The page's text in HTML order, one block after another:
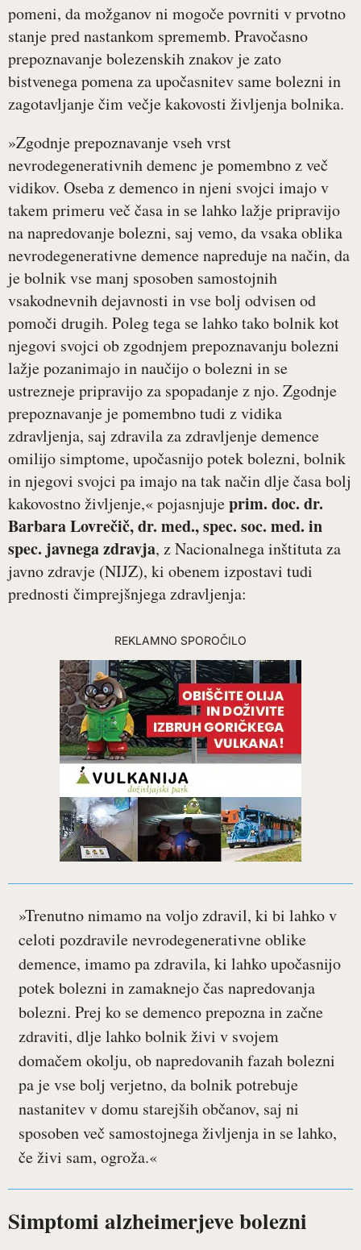
pomeni, da možganov ni mogoče povrniti v prvotno
stanje pred nastankom sprememb. Pravočasno
prepoznavanje bolezenskih znakov je zato
bistvenega pomena za upočasnitev same bolezni in
zagotavljanje čim večje kakovosti življenja bolnika.
»Zgodnje prepoznavanje vseh vrst
nevrodegenerativnih demenc je pomembno z več
vidikov. Oseba z demenco in njeni svojci imajo v
takem primeru več časa in se lahko lažje pripravijo
na napredovanje bolezni, saj vemo, da vsaka oblika
nevrodegenerativne demence napreduje na način, da
je bolnik vse manj sposoben samostojnih
vsakodnevnih dejavnosti in vse bolj odvisen od
pomoči drugih. Poleg tega se lahko tako bolnik kot
njegovi svojci ob zgodnjem prepoznavanju bolezni
lažje pozanimajo in naučijo o bolezni in se
ustrezneje pripravijo za spopadanje z njo. Zgodnje
prepoznavanje je pomembno tudi z vidika
zdravljenja, saj zdravila za zdravljenje demence
omilijo simptome, upočasnijo potek bolezni, bolnik
in njegovi svojci pa imajo na tak način dlje časa bolj
kakovostno življenje,« pojasnjujeprim. doc. dr.
Barbara Lovrečič, dr. med., spec. soc. med. in
spec. javnega zdravja, z Nacionalnega inštituta za
javno zdravje (NIJZ), ki obenem izpostavi tudi
prednosti čimprejšnjega zdravljenja:
REKLAMNO SPOROČILO
»Trenutno nimamo na voljo zdravil, ki bi lahko v
celoti pozdravile nevrodegenerativne oblike
demence, imamo pa zdravila, ki lahko upočasnijo
potek bolezni in zamaknejo čas napredovanja
bolezni. Prej ko se demenco prepozna in začne
zdraviti, dlje lahko bolnik živi v svojem
domačem okolju, ob napredovanih fazah bolezni
pa je vse bolj verjetno, da bolnik potrebuje
nastanitev v domu starejših občanov, saj ni
sposoben več samostojnega življenja in se lahko,
če živi sam, ogroža.«
Simptomi alzheimerjeve bolezni